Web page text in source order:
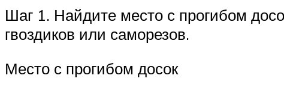
Шаг 1. Найдите место с прогибом
гвоздиков или саморезов.
Место с прогибом досок